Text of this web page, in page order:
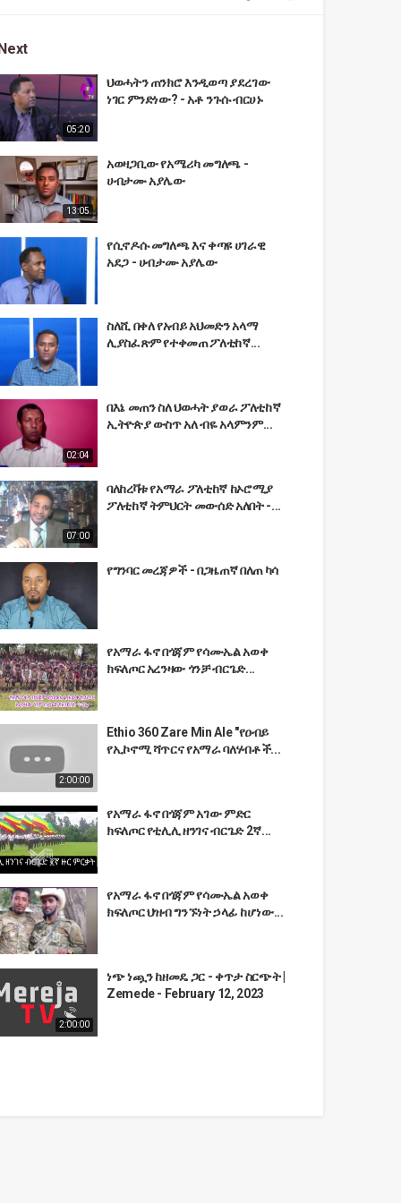
05:20
ህወሓትን ጠንክሮ እንዲወጣ ያደረገው
ነገር ምንድነው? - አቶ ንጉሱ ብርሀኑ
13:05
አወዛጋቢው የአሜሪካ መግለጫ -
ሀብታሙ አያሌው
የሲኖዶሱ መግለጫ እና ቀጣዩ ሀገራዊ
አደጋ - ሀብታሙ አያሌው
ስለሺ በቀለ የአብይ አህመድን አላማ
ሊያስፈጽም የተቀመጠ ፖለቲከኛ...
02:04
በእኔ መጠን ስለ ህወሓት ያወራ ፖለቲከኛ
ኢትዮጵያ ውስጥ አለ ብዬ አላምንም...
07:00
ባለከረቫቱ የአማራ ፖለቲከኛ ከኦሮሚያ
ፖለቲከኛ ትምህርት መውሰድ አለበት -...
የግንባር መረጃዎች - በጋዜጠኛ በለጠ ካሳ
የአማራ ፋኖ በጎጃም የሳሙኤል አወቀ
ክፍለጦር አረንዛው ጎንቻ ብርጌድ...
2:00:00
Ethio 360 Zare Min Ale "የዐብይ
የኢኮኖሚ ሻጥርና የአማራ ባለሃብቶች...
የአማራ ፋኖ በጎጃም አገው ምድር
ክፍለጦር የቲሊሊ ዘንገና ብርጌድ 2ኛ...
የአማራ ፋኖ በጎጃም የሳሙኤል አወቀ
ክፍለጦር ህዝብ ግንኙነት ኃላፊ ከሆነው...
2:00:00
ነጭ ነጯን ከዘመዴ ጋር - ቀጥታ ስርጭት |
Zemede - February 12, 2023